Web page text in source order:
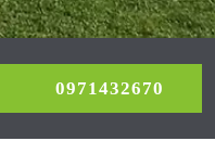
0971432670